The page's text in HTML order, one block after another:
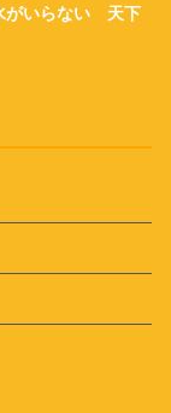
がいらない 天下